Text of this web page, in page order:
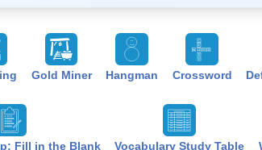
Gold Miner Hangman Crossword
Fill in the Blank Vocabulary Study Table